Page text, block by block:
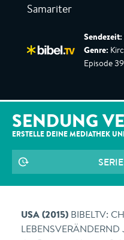
Samariter
Sendezeit:
Genre:
Episode 39
SENDUNG
ERSTELLE DEINE MEDIATHEK
USA (2015) BIBELTV: